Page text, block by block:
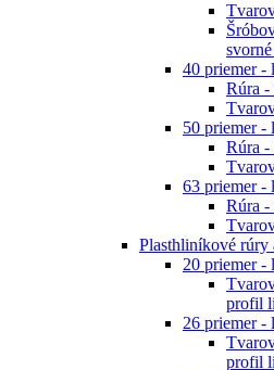
40 priemer -
Rúra -
50 priemer -
Rúra -
63 priemer -
Rúra -
Plasthliníkové rúry
20 priemer -
profil
26 priemer -
profil